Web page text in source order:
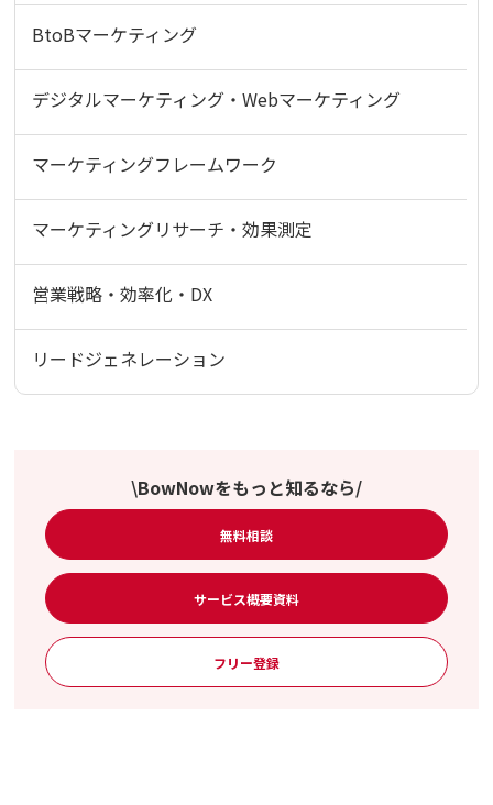
BtoBマーケティング
デジタルマーケティング・Webマーケティング
マーケティングフレームワーク
マーケティングリサーチ・効果測定
営業戦略・効率化・DX
リードジェネレーション
\BowNowをもっと知るなら/
無料相談
サービス概要資料
フリー登録